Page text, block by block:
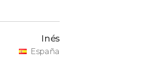
Inés
España